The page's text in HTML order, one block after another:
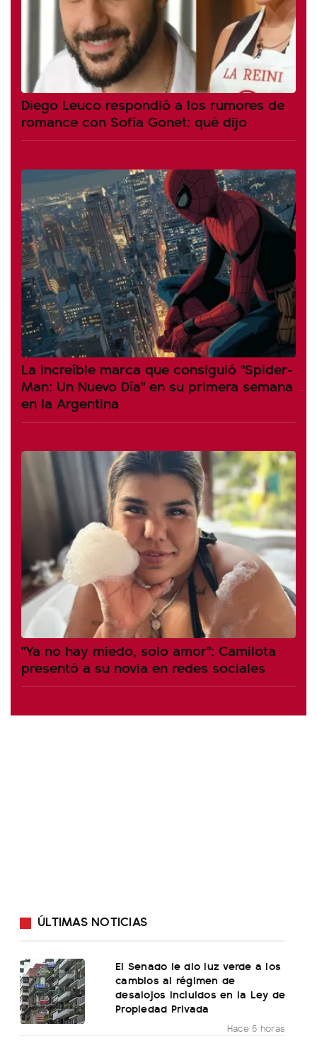
Diego Leuco respondió a los rumores de
romance con Sofía Gonet: qué dijo
La increíble marca que consiguió "Spider-
Man: Un Nuevo Día" en su primera semana
en la Argentina
"Ya no hay miedo, solo amor": Camilota
presentó a su novia en redes sociales
ÚLTIMAS NOTICIAS
El Senado le dio luz verde a los
cambios al régimen de
desalojos incluidos en la Ley de
Propiedad Privada
Hace 5 horas